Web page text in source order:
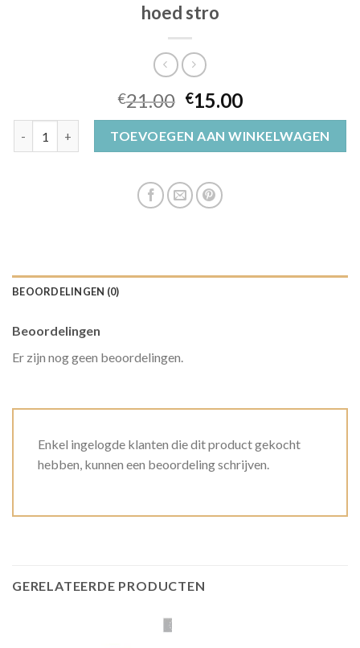
hoed stro
€21.00 €15.00
TOEVOEGEN AAN WINKELWAGEN
BEOORDELINGEN (0)
Beoordelingen
Er zijn nog geen beoordelingen.
Enkel ingelogde klanten die dit product gekocht
hebben, kunnen een beoordeling schrijven.
GERELATEERDE PRODUCTEN